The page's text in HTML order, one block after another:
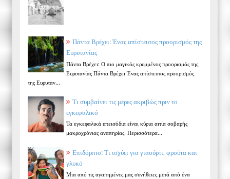
Πάντα Βρέχει: Ένας απίστευτος προορισμός της
Ευρυτανίας
Πάντα Βρέχει: Ο πιο μαγικός κρυμμένος προορισμός της
Ευρυτανίας Πάντα Βρέχει Ένας απίστευτος προορισμός
της Ευρυταν...
Τι συμβαίνει τις μέρες ακριβώς πριν το
εγκεφαλικό
Τα εγκεφαλικά επεισόδια είναι κύρια αιτία σοβαρής
μακροχρόνιας αναπηρίας. Περισσότερα...
Επιδόρπιο: Τι ισχύει για γιαούρτι, φρούτα και
γλυκό
Μια από τις αγαπημένες μας συνήθειες μετά από ένα